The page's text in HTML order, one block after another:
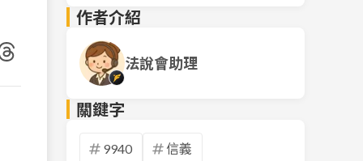
作者介紹
法說會助理
關鍵字
9940 信義